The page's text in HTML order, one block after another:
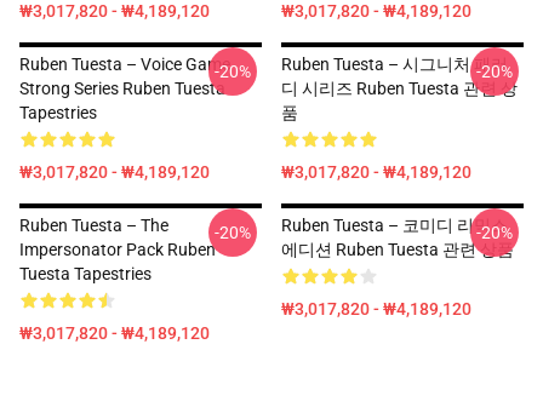
₩3,017,820 - ₩4,189,120 ₩3,017,820 - ₩4,189,120
Ruben Tuesta – Voice Game
Strong Series Ruben Tuesta
Tapestries
₩3,017,820 - ₩4,189,120
-20%
Ruben Tuesta – 시그니처 패러
디 시리즈 Ruben Tuesta 관련 상
품
₩3,017,820 - ₩4,189,120
-20%
Ruben Tuesta – The
Impersonator Pack Ruben
Tuesta Tapestries
₩3,017,820 - ₩4,189,120
-20%
Ruben Tuesta – 코미디 리믹스
에디션 Ruben Tuesta 관련 상품
₩3,017,820 - ₩4,189,120
-20%